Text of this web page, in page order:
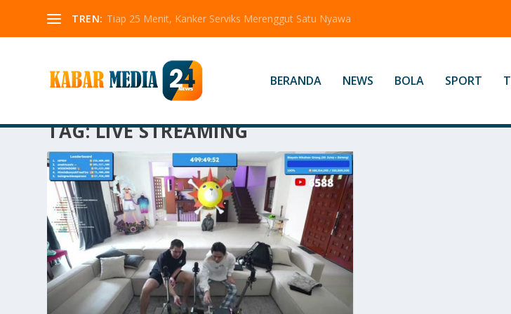
TREN: Tiap 25 Menit, Kanker Serviks Merenggut Satu Nyawa
BERANDA NEWS BOLA SPORT
TAG:LIVE STREAMING